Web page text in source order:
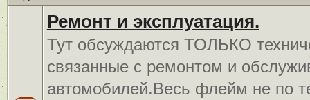
Ремонт и эксплуатация.
Тут обсуждаются ТОЛЬКО
связанные с ремонтом и
автомобилей.Весь флейм не по